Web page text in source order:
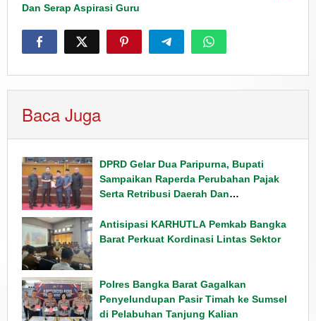
Dan Serap Aspirasi Guru
Baca Juga
DPRD Gelar Dua Paripurna, Bupati
Sampaikan Raperda Perubahan Pajak
Serta Retribusi Daerah Dan
Tahun 2026
Antisipasi KARHUTLA Pemkab Bangka
Barat Perkuat Kordinasi Lintas Sektor
Polres Bangka Barat Gagalkan
Penyelundupan Pasir Timah ke Sumsel
di Pelabuhan Tanjung Kalian